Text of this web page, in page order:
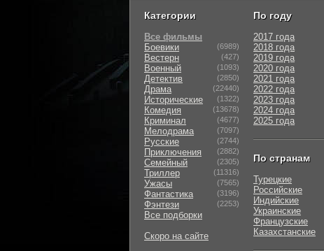
Категории
Все фильмы
Боевики
(6989)
Вестерн (427)
Военный (1093)
Детектив (2850)
Драма (22440)
Исторические (1322)
Комедия (13678)
Криминал (4677)
Мелодрама (7097)
Русские (2744)
Приключения (2882)
Семейный (2305)
Триллер (11316)
Ужасы (7565)
Фантастика (3196)
Фэнтези (2253)
Все подборки
Скоро на сайте
По году
2017 года
2018 года
2019 года
2020 года
2021 года
2022 года
2023 года
2024 года
2025 года
По странам
Турецкие
Российские
Индийские
Украинские
Французские
Казахстанские